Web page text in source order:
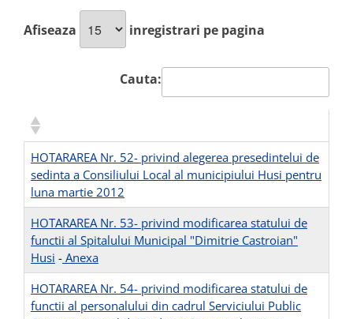
Afiseaza inregistrari pe pagina
Cauta:
HOTARAREA Nr. 52- privind alegerea presedintelui de
sedinta a Consiliului Local al municipiului Husi pentru
luna martie 2012
HOTARAREA Nr. 53- privind modificarea statului de
functii al Spitalului Municipal "Dimitrie Castroian"
Husi - Anexa
HOTARAREA Nr. 54- privind modificarea statului de
functii al personalului din cadrul Serviciului Public